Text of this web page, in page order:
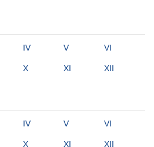
IV V VI
X XI XII
IV V VI
X XI XII